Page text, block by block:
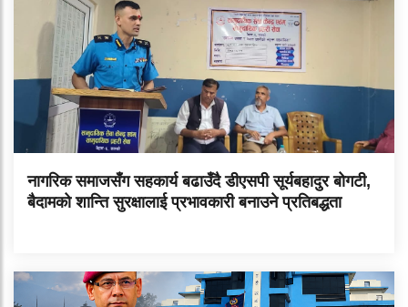
नागरिक समाजसँग सहकार्य बढाउँदै डीएसपी सूर्यबहादुर बोगटी,
बैदामको शान्ति सुरक्षालाई प्रभावकारी बनाउने प्रतिबद्धता